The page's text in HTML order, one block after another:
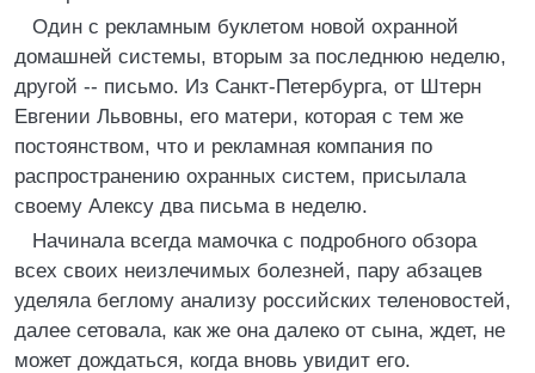
Один с рекламным буклетом новой охранной
домашней системы, вторым за последнюю неделю,
другой -- письмо. Из Санкт-Петербурга, от Штерн
Евгении Львовны, его матери, которая с тем же
постоянством, что и рекламная компания по
распространению охранных систем, присылала
своему Алексу два письма в неделю.
Начинала всегда мамочка с подробного обзора
всех своих неизлечимых болезней, пару абзацев
уделяла беглому анализу российских теленовостей,
далее сетовала, как же она далеко от сына, ждет, не
может дождаться, когда вновь увидит его.